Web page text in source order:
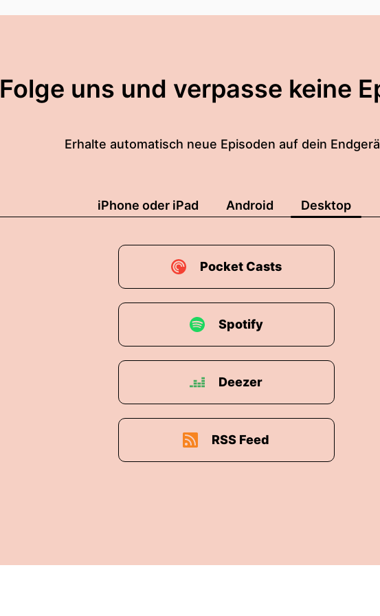
Folge uns und verpasse keine
Erhalte automatisch neue Episoden auf dein
iPhone oder iPad Android Desktop
Pocket Casts
Spotify
Deezer
RSS Feed